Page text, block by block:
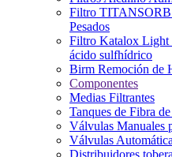
Filtro TITANSORB
Pesados
Filtro Katalox Light
ácido sulfhídrico
Birm Remoción de
Componentes
Medias Filtrantes
Tanques de Fibra
Válvulas Manuales
Válvulas
Distribuidores